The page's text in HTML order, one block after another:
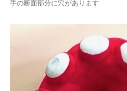
手の断面部分に穴があります